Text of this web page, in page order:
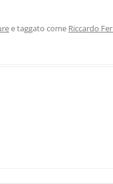
vi
e taggato come Riccardo